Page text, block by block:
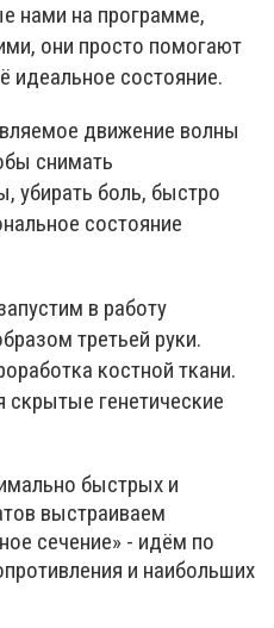
нами на программе,
они просто помогают
идеальное состояние.
движение волны
снимать
убирать боль, быстро
состояние
в работу
третьей руки.
костной ткани.
скрытые генетические
быстрых и
выстраиваем
сечение» - идём по
и наибольших